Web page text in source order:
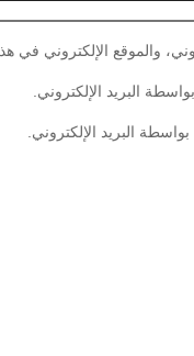
والموقع الإلكتروني في
البريد الإلكتروني.
البريد الإلكتروني.